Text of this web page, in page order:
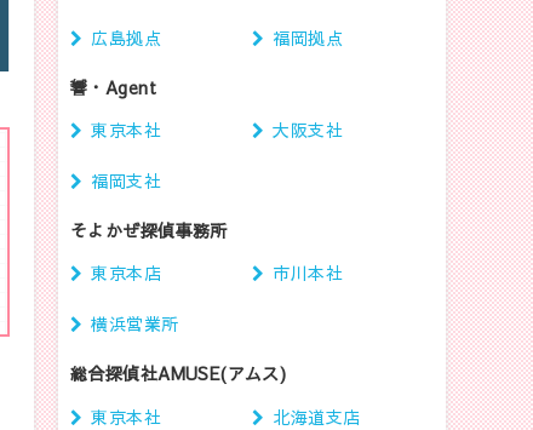
広島拠点 福岡拠点
響・Agent
東京本社
大阪支社
福岡支社
そよかぜ探偵事務所
東京本店
市川本社
横浜営業所
総合探偵社AMUSE(アムス)
東京本社
北海道支店